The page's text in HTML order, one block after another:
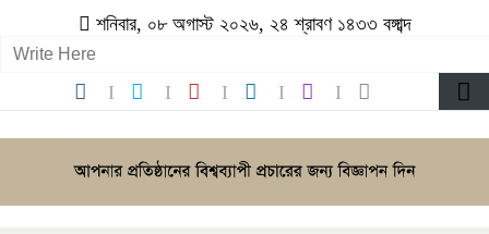
শনিবার, ০৮ অগাস্ট ২০২৬, ২৪ শ্রাবণ ১৪৩৩ বঙ্গাব্দ